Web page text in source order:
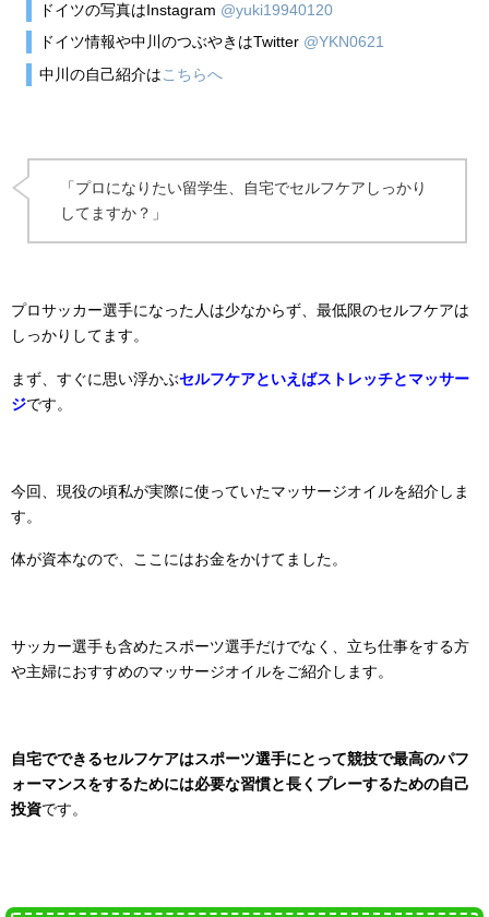
ドイツの写真はInstagram @yuki19940120
ドイツ情報や中川のつぶやきはTwitter @YKN0621
中川の自己紹介は こちらへ
「プロになりたい留学生、自宅でセルフケアしっかり
してますか？」
プロサッカー選手になった人は少なからず、最低限のセルフケアは
しっかりしてます。
まず、すぐに思い浮かぶセルフケアといえばストレッチとマッサー
ジです。
今回、現役の頃私が実際に使っていたマッサージオイルを紹介しま
す。
体が資本なので、ここにはお金をかけてました。
サッカー選手も含めたスポーツ選手だけでなく、立ち仕事をする方
や主婦におすすめのマッサージオイルをご紹介します。
自宅でできるセルフケアはスポーツ選手にとって競技で最高のパフ
ォーマンスをするためには必要な習慣と長くプレーするための自己
投資です。